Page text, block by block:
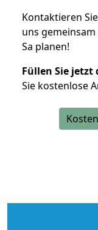
Kontaktieren
uns
Sa planen!
Füllen Sie jetzt
Sie kostenlose